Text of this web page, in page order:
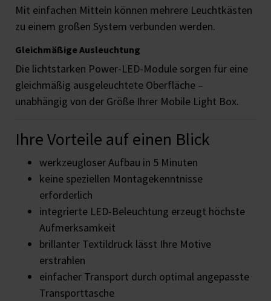
Mit einfachen Mitteln können mehrere Leuchtkästen
zu einem großen System verbunden werden.
Gleichmäßige Ausleuchtung
Die lichtstarken Power-LED-Module sorgen für eine
gleichmäßig ausgeleuchtete Oberfläche –
unabhängig von der Größe Ihrer Mobile Light Box.
Ihre Vorteile auf einen Blick
werkzeugloser Aufbau in 5 Minuten
keine speziellen Montagekenntnisse
erforderlich
integrierte LED-Beleuchtung erzeugt höchste
Aufmerksamkeit
brillanter Textildruck lässt Ihre Motive
erstrahlen
einfacher Transport durch optimal angepasste
Transporttasche